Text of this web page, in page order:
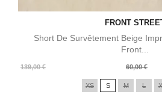
FRONT
Short De Survêtement Beige
Front...
139,00 €
Prix
60,00 €
Prix
XS S M L